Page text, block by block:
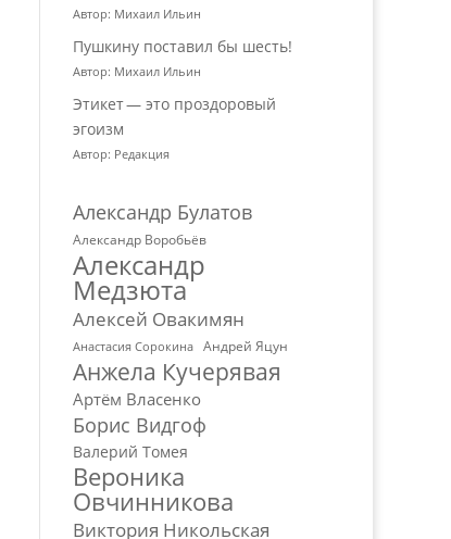
Автор: Михаил Ильин
Пушкину поставил бы шесть!
Автор: Михаил Ильин
Этикет — это проздоровый
эгоизм
Автор: Редакция
Александр Булатов
Александр Воробьёв
Александр
Медзюта
Алексей Овакимян
Анастасия Сорокина Андрей Яцун
Анжела Кучерявая
Артём Власенко
Борис Видгоф
Валерий Томея
Вероника
Овчинникова
Виктория Никольская